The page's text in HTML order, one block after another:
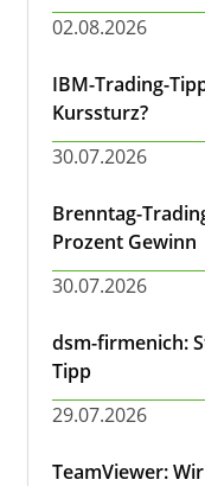
02.08.2026
IBM-Trading-
Kurssturz?
30.07.2026
Brenntag-
Prozent Gewinn
30.07.2026
dsm-firmenich:
Tipp
29.07.2026
TeamViewer: